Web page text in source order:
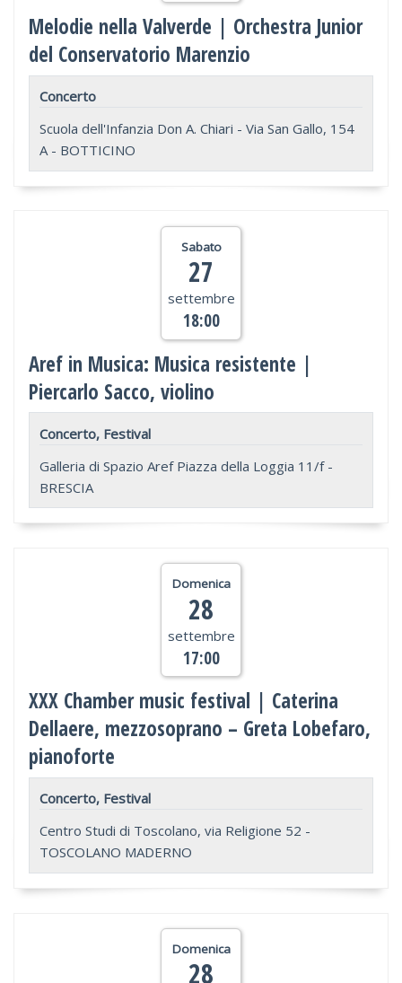
Melodie nella Valverde | Orchestra Junior
del Conservatorio Marenzio
Concerto
Scuola dell'Infanzia Don A. Chiari - Via San Gallo, 154
A - BOTTICINO
Sabato
27
settembre
18:00
Aref in Musica: Musica resistente |
Piercarlo Sacco, violino
Concerto, Festival
Galleria di Spazio Aref Piazza della Loggia 11/f -
BRESCIA
Domenica
28
settembre
17:00
XXX Chamber music festival | Caterina
Dellaere, mezzosoprano – Greta Lobefaro,
pianoforte
Concerto, Festival
Centro Studi di Toscolano, via Religione 52 -
TOSCOLANO MADERNO
Domenica
28